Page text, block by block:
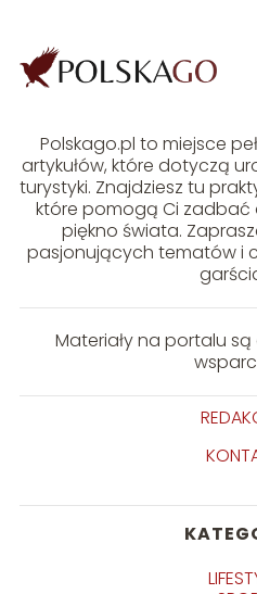
Polskago.pl to miejsce
artykułów, które dotyczą
turystyki. Znajdziesz tu
które pomogą Ci zadbać
piękno świata.
pasjonujących tematów i
Materiały na portalu